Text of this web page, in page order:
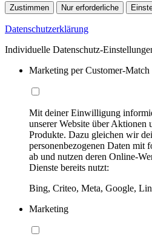
Zustimmen Nur erforderliche
Datenschutzerklärung
Individuelle Datenschutz-
Marketing per Customer-Match
Mit deiner Einwilligung
unserer Website über Aktionen
Produkte. Dazu gleichen wir
personenbezogenen Daten mit
ab und nutzen deren Online-
Dienste bereits nutzt:
Bing, Criteo, Meta, Google,
Marketing